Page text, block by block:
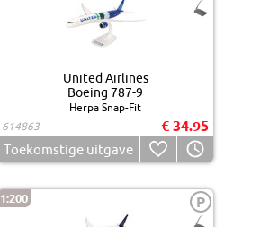
United Airlines
Boeing 787-9
Herpa Snap-Fit
614863
€ 34.95
Toekomstige uitgave
1:200 P